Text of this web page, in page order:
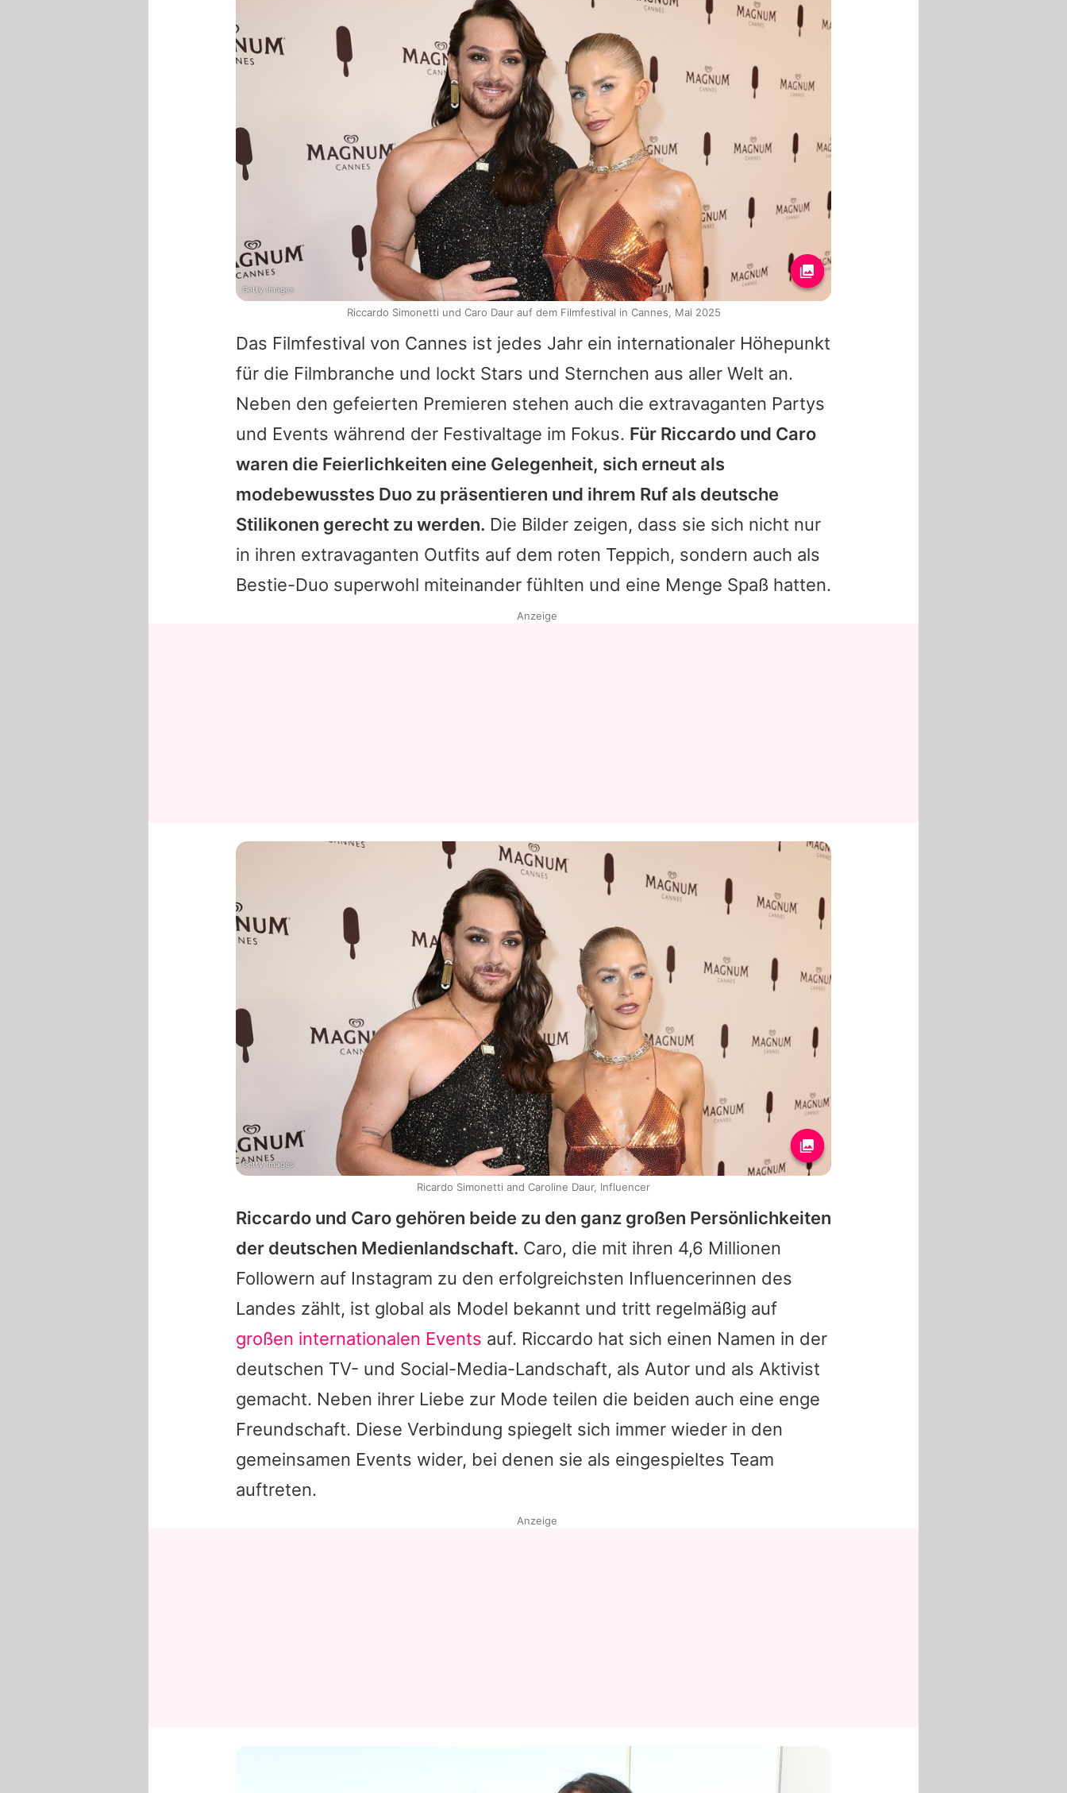
Das Filmfestival von Cannes ist jedes Jahr ein internationaler Höhepunkt
für die Filmbranche und lockt Stars und Sternchen aus aller Welt an.
Neben den gefeierten Premieren stehen auch die extravaganten Partys
und Events während der Festivaltage im Fokus. Für Riccardo und Caro
waren die Feierlichkeiten eine Gelegenheit, sich erneut als
modebewusstes Duo zu präsentieren und ihrem Ruf als deutsche
Stilikonen gerecht zu werden. Die Bilder zeigen, dass sie sich nicht nur
in ihren extravaganten Outfits auf dem roten Teppich, sondern auch als
Bestie-Duo superwohl miteinander fühlten und eine Menge Spaß hatten.
Riccardo und Caro gehören beide zu den ganz großen Persönlichkeiten
der deutschen Medienlandschaft. Caro, die mit ihren 4,6 Millionen
Followern auf Instagram zu den erfolgreichsten Influencerinnen des
Landes zählt, ist global als Model bekannt und tritt regelmäßig auf
großen internationalen Events auf. Riccardo hat sich einen Namen in der
deutschen TV- und Social-Media-Landschaft, als Autor und als Aktivist
gemacht. Neben ihrer Liebe zur Mode teilen die beiden auch eine enge
Freundschaft. Diese Verbindung spiegelt sich immer wieder in den
gemeinsamen Events wider, bei denen sie als eingespieltes Team
auftreten.
Getty Images
Riccardo Simonetti und Caro Daur auf dem Filmfestival in Cannes, Mai 2025
Anzeige
Getty Images
Ricardo Simonetti and Caroline Daur, Influencer
Anzeige